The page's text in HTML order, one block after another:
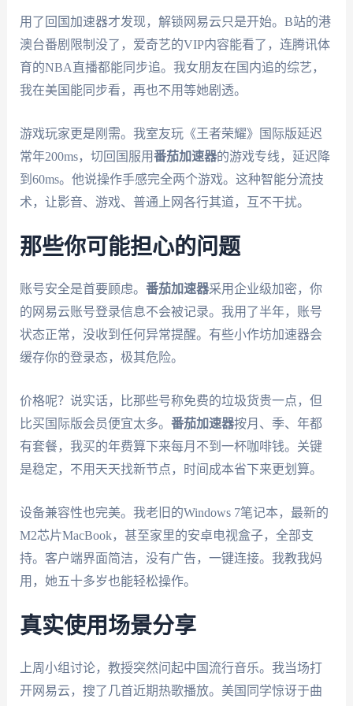
用了回国加速器才发现，解锁网易云只是开始。B站的港
澳台番剧限制没了，爱奇艺的VIP内容能看了，连腾讯体
育的NBA直播都能同步追。我女朋友在国内追的综艺，
我在美国能同步看，再也不用等她剧透。
游戏玩家更是刚需。我室友玩《王者荣耀》国际版延迟
常年200ms，切回国服用番茄加速器的游戏专线，延迟降
到60ms。他说操作手感完全两个游戏。这种智能分流技
术，让影音、游戏、普通上网各行其道，互不干扰。
那些你可能担心的问题
账号安全是首要顾虑。 番茄加速器采用企业级加密，你
的网易云账号登录信息不会被记录。我用了半年，账号
状态正常，没收到任何异常提醒。有些小作坊加速器会
缓存你的登录态，极其危险。
价格呢？说实话，比那些号称免费的垃圾货贵一点，但
比买国际版会员便宜太多。 番茄加速器按月、季、年都
有套餐，我买的年费算下来每月不到一杯咖啡钱。关键
是稳定，不用天天找新节点，时间成本省下来更划算。
设备兼容性也完美。我老旧的Windows 7笔记本，最新的
M2芯片MacBook，甚至家里的安卓电视盒子，全部支
持。客户端界面简洁，没有广告，一键连接。我教我妈
用，她五十多岁也能轻松操作。
真实使用场景分享
上周小组讨论，教授突然问起中国流行音乐。我当场打
开网易云，搜了几首近期热歌播放。美国同学惊讶于曲